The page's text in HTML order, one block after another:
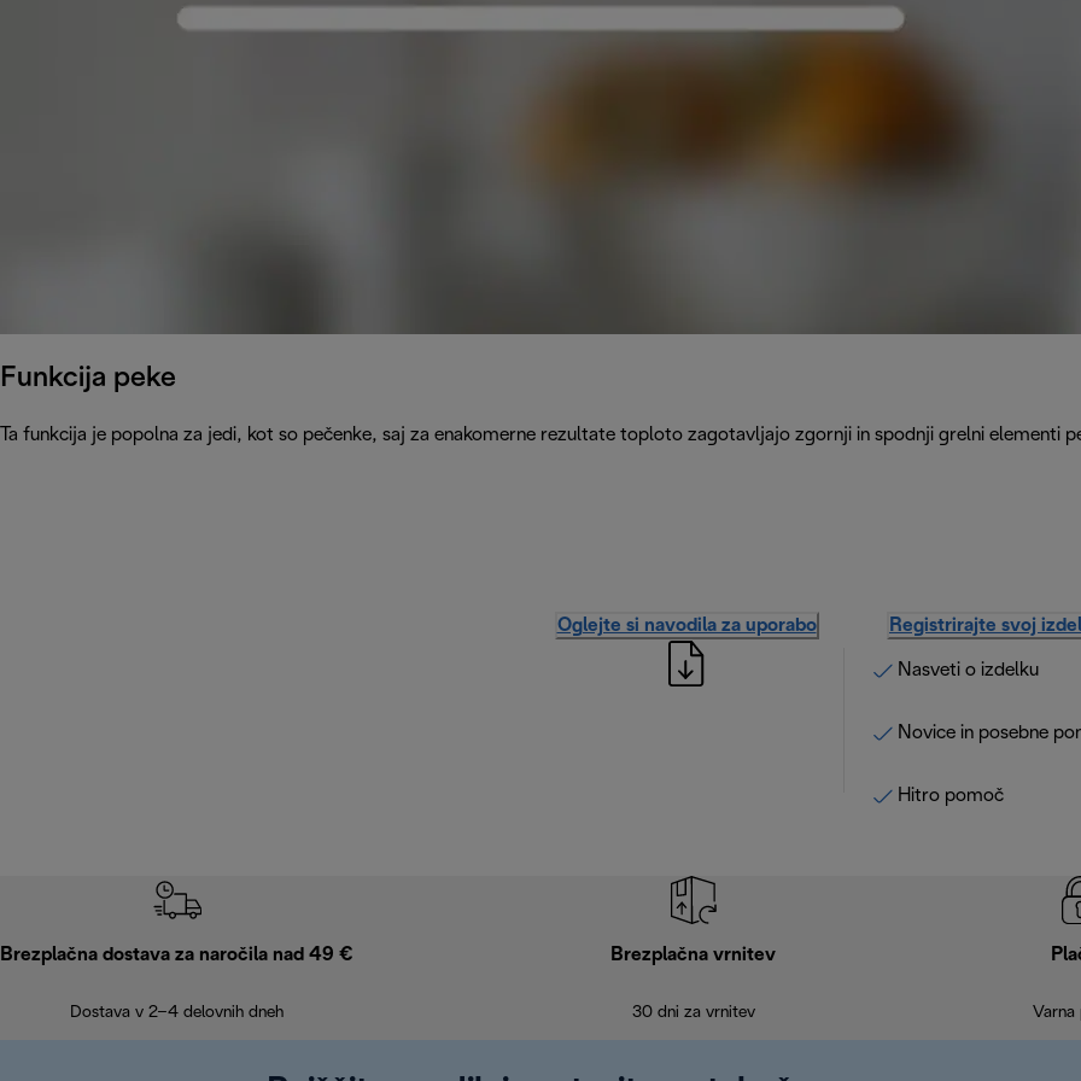
Funkcija peke
Ta funkcija je popolna za jedi, kot so pečenke, saj za enakomerne rezultate toploto zagotavljajo zgornji in spodnji grelni elementi
Oglejte si navodila za uporabo Registrirajte svoj
Nasveti o izdelku
Novice in posebne
Hitro pomoč
Brezplačna dostava za naročila nad 49 €
Dostava v 2–4 delovnih dneh
Brezplačna vrnitev
30 dni za vrnitev Varna